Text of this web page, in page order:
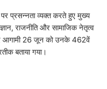
प्रसन्नता व्यक्त करते हुए मुख्य
राजनीति और सामाजिक नेतृत्व
आगामी 26 जून को उनके 462वें
बताया गया।